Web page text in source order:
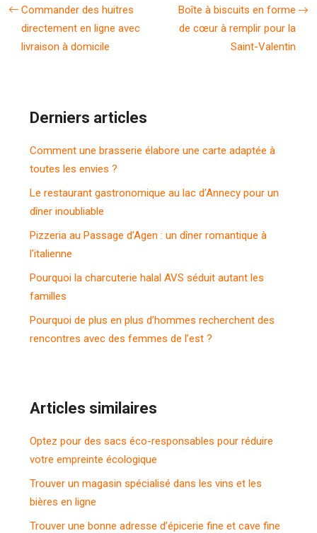
Commander des huitres
directement en ligne avec
livraison à domicile
Boîte à biscuits en forme
de cœur à remplir pour la
Saint-Valentin
Derniers articles
Comment une brasserie élabore une carte adaptée à
toutes les envies ?
Le restaurant gastronomique au lac d’Annecy pour un
dîner inoubliable
Pizzeria au Passage d’Agen : un dîner romantique à
l’italienne
Pourquoi la charcuterie halal AVS séduit autant les
familles
Pourquoi de plus en plus d’hommes recherchent des
rencontres avec des femmes de l’est ?
Articles similaires
Optez pour des sacs éco-responsables pour réduire
votre empreinte écologique
Trouver un magasin spécialisé dans les vins et les
bières en ligne
Trouver une bonne adresse d’épicerie fine et cave fine